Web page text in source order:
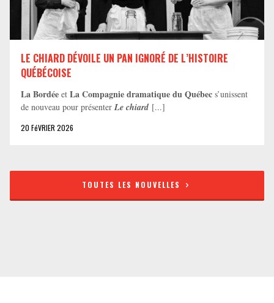
LE CHIARD DÉVOILE UN PAN IGNORÉ DE L’HISTOIRE
QUÉBÉCOISE
La Bordée et La Compagnie dramatique du Québec s’unissent
de nouveau pour présenter Le chiard [...]
20 FéVRIER 2026
TOUTES LES NOUVELLES